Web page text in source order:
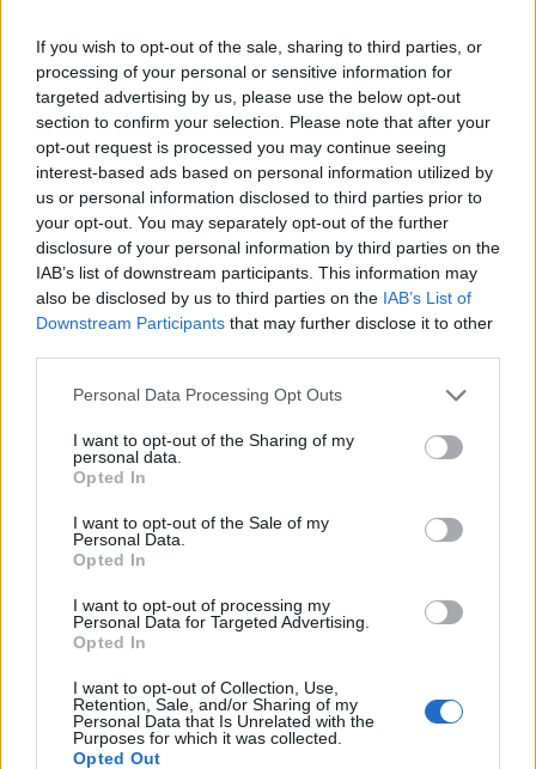
If you wish to opt-out of the sale, sharing to third parties, or
processing of your personal or sensitive information for
targeted advertising by us, please use the below opt-out
section to confirm your selection. Please note that after your
opt-out request is processed you may continue seeing
interest-based ads based on personal information utilized by
us or personal information disclosed to third parties prior to
your opt-out. You may separately opt-out of the further
disclosure of your personal information by third parties on the
IAB’s list of downstream participants. This information may
also be disclosed by us to third parties on the IAB’s List of
Downstream Participants that may further disclose it to other
Personal Data Processing Opt Outs
I want to opt-out of the Sharing of my
personal data.
Opted In
I want to opt-out of the Sale of my
Personal Data.
Opted In
I want to opt-out of processing my
Personal Data for Targeted Advertising.
Opted In
I want to opt-out of Collection, Use,
Retention, Sale, and/or Sharing of my
Personal Data that Is Unrelated with the
Purposes for which it was collected.
Opted Out
Alpha Bank: Για πρώτη φορά το Αρχαίο Θέατρο Επιδαύρου άνοιξε τις
πύλες του σε όλους
ΠΕΡΙΣΣΌΤΕΡΑ ΣΕ ΑΥΤΉ ΤΗΝ ΚΑΤΗΓΟΡΊΑ
σιδηροδρομικών μετά από
προσφυγή της Helllenic
10/10/2024 - 08:50
ηλικιωμένο στο